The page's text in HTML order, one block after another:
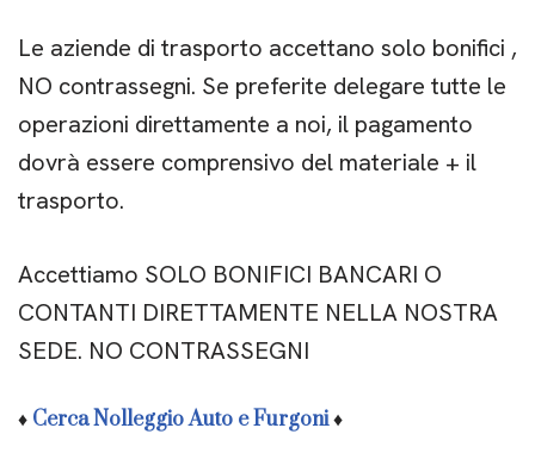
Le aziende di trasporto accettano solo bonifici ,
NO contrassegni. Se preferite delegare tutte le
operazioni direttamente a noi, il pagamento
dovrà essere comprensivo del materiale + il
trasporto.
Accettiamo SOLO BONIFICI BANCARI O
CONTANTI DIRETTAMENTE NELLA NOSTRA
SEDE. NO CONTRASSEGNI
♦ Cerca Nolleggio Auto e Furgoni♦